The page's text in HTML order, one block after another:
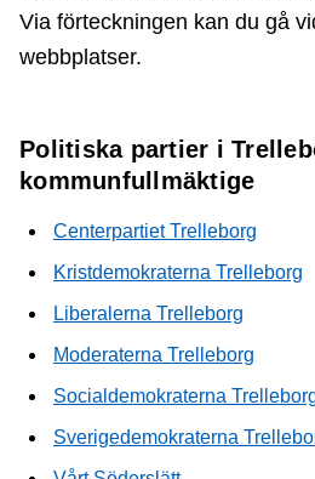
Via förteckningen kan du gå
webbplatser.
Politiska partier i
kommunfullmäktige
Centerpartiet Trelleborg
Kristdemokraterna Trelleborg
Liberalerna Trelleborg
Moderaterna Trelleborg
Socialdemokraterna
Sverigedemokraterna